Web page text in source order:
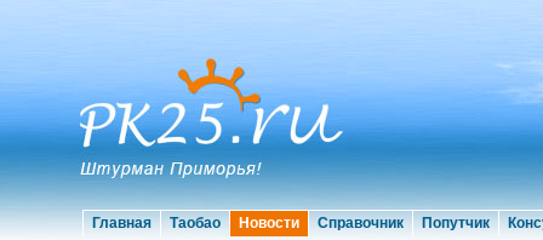
Главная Таобао Новости Справочник Попутчик